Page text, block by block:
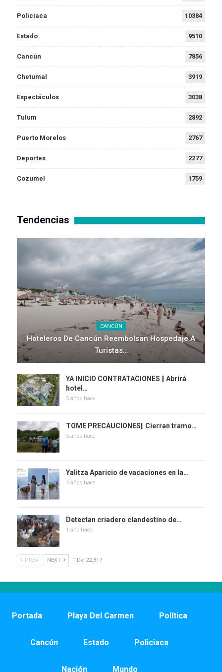
Policiaca 10384
Estado 9510
Cancún 7856
Chetumal 3919
Espectáculos 3038
Tulum 2892
Puerto Morelos 2767
Deportes 2277
Cozumel 1759
Tendencias
CANCÚN
Hoteleros De Cancún Reembolsan Hospedaje A
Turistas…
YA INICIO CONTRATACIONES || Abrirá
hotel…
5 años hace
TOME PRECAUCIONES|| Cierran tramo…
5 años hace
Yalitza Aparicio de vacaciones en la…
4 años hace
Detectan criadero clandestino de…
1 año hace
PREV NEXT 1 De 22,817
Portada Playa Del Carmen Política
Cancún Estado Policiaca
Nación Mundo